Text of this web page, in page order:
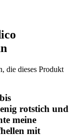
die dieses Produkt
rotstich und
meine
mit